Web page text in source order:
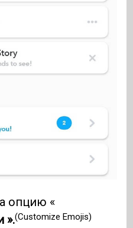
опцию «
».(Customize Emojis)